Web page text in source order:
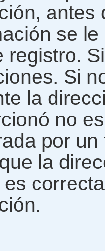
antes
se
registro.
Si
la
no
por
la